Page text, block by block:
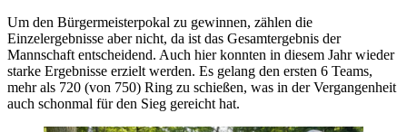
Um den Bürgermeisterpokal zu gewinnen, zählen die
Einzelergebnisse aber nicht, da ist das Gesamtergebnis der
Mannschaft entscheidend. Auch hier konnten in diesem Jahr wieder
starke Ergebnisse erzielt werden. Es gelang den ersten 6 Teams,
mehr als 720 (von 750) Ring zu schießen, was in der Vergangenheit
auch schonmal für den Sieg gereicht hat.